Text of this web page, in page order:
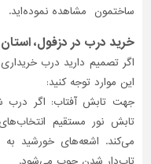
سازه
سایر
ساختمون مشاهده نموده‌اید.
خرید درب در دزفول،
اگر تصمیم دارید درب
این موارد توجه کنید:
جهت تابش آفتاب: اگر
تابش نور مستقیم
می‌کند. اشعه‌های خورشید